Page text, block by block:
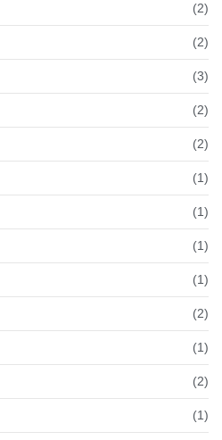
(2)
(2)
(3)
(2)
(2)
(1)
(1)
(1)
(1)
(2)
(1)
(2)
(1)